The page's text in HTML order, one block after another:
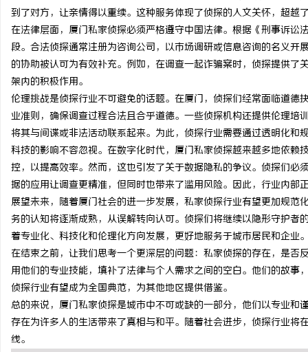
到了对方，让亲情得以重续。这种服务体现了侦探的人文关怀，超越
在法律层面，厦门私家侦探必须严格遵守中国法律。根据《刑事诉
段。合法侦探通常注册为咨询公司，以市场调研或信息咨询的名义
的协助被认可为有效补充。例如，在调查一起诈骗案时，侦探提供
架内的积极作用。
伦理挑战是侦探行业不可避免的话题。在厦门，侦探们经常面临道
业准则，确保调查过程合法且合乎道德。一些侦探机构还提供伦理
将其与间谍或非法活动联系起来。为此，侦探行业需要通过透明化和
科技的影响不容忽视。在数字化时代，厦门私家侦探越来越多地依
控，以提高效率。然而，这也引发了关于数据隐私的争议。侦探们
据的应用让调查更精准，但同时也带来了滥用风险。因此，行业内部
展望未来，随着厦门社会的进一步发展，私家侦探行业有望更加规
务的认知将逐渐成熟，从误解转向认可。侦探们将继续以隐形守护
着专业化、科技化和伦理化方向发展，更好地服务于城市居民和企业
在结束之前，让我们思考一个更深层的问题：私家侦探的存在，是
用他们的专业技能，填补了法律与个人需求之间的空白。他们的故
侦探行业有望成为全国典范，为其他地区提供借鉴。
总的来说，厦门私家侦探是城市中不可或缺的一部分，他们以专业
存在为许多人的生活带来了真相与和平。随着社会进步，侦探行业
线。
企业